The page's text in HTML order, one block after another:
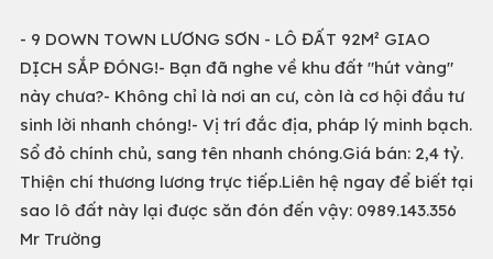
- 9 DOWN TOWN LƯƠNG SƠN - LÔ ĐẤT 92M² GIAO
DỊCH SẮP ĐÓNG!- Bạn đã nghe về khu đất "hút vàng"
này chưa?- Không chỉ là nơi an cư, còn là cơ hội đầu tư
sinh lời nhanh chóng!- Vị trí đắc địa, pháp lý minh bạch.
Sổ đỏ chính chủ, sang tên nhanh chóng.Giá bán: 2,4 tỷ.
Thiện chí thương lương trực tiếp.Liên hệ ngay để biết tại
sao lô đất này lại được săn đón đến vậy: 0989.143.356
Mr Trường